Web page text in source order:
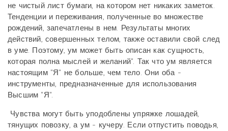
не чистый лист бумаги, на котором нет никаких заметок.
Тенденции и переживания, полученные во множестве
рождений, запечатлены в нем. Результаты многих
действий, совершенных телом, также оставили свой след
в уме. Поэтому, ум может быть описан как сущность,
которая полна мыслей и желаний". Так что ум является
настоящим "Я" не больше, чем тело. Они оба -
инструменты, предназначенные для использования
Высшим "Я".
Чувства могут быть уподоблены упряжке лошадей,
тянущих повозку, а ум - кучеру. Если отпустить поводья,